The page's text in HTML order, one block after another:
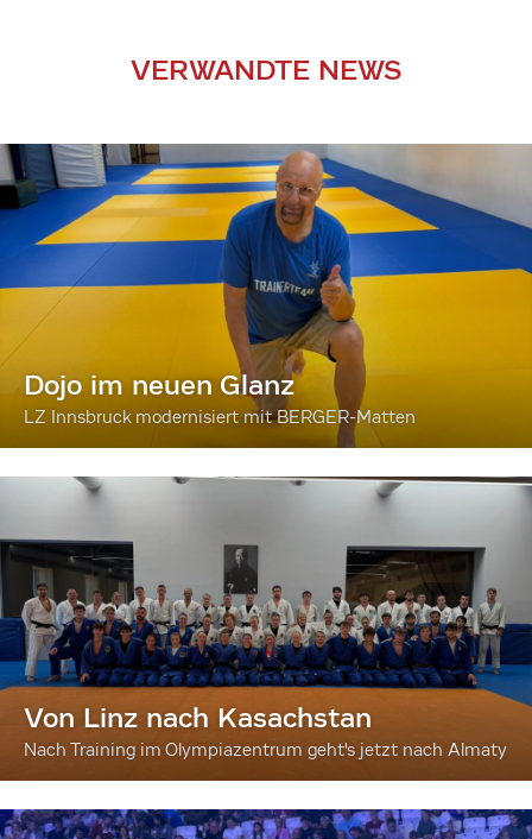
VERWANDTE NEWS
Dojo im neuen Glanz
LZ Innsbruck modernisiert mit BERGER-Matten
Von Linz nach Kasachstan
Nach Training im Olympiazentrum geht's jetzt nach Almaty